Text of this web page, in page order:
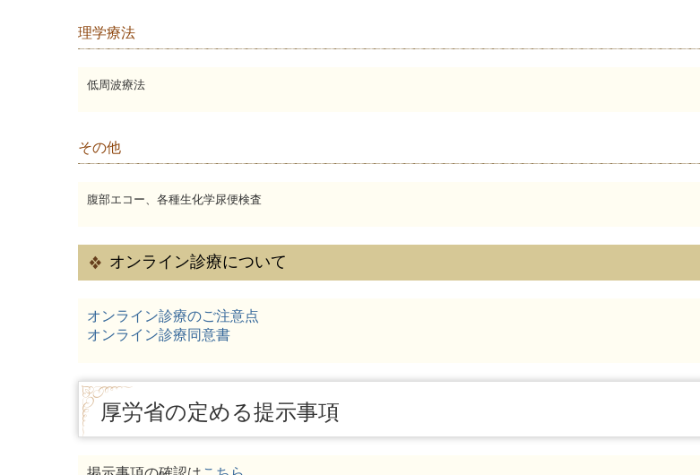
理学療法
低周波療法
その他
腹部エコー、各種生化学尿便検査
オンライン診療について
オンライン診療のご注意点
オンライン診療同意書
厚労省の定める提示事項